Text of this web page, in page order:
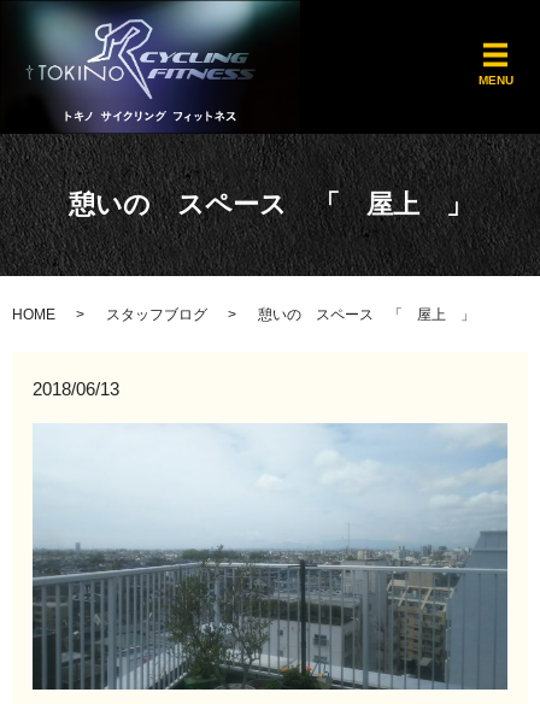
MENU
憩いの スペース 「 屋上 」
HOME スタッフブログ 憩いの スペース 「 屋上 」
2018/06/13